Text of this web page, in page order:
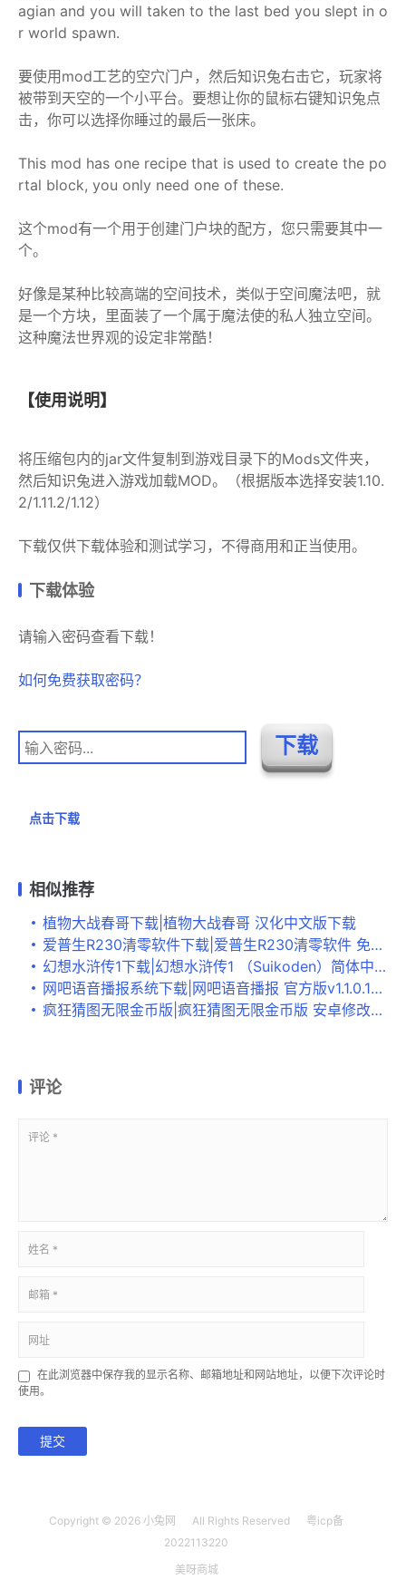
agian and you will taken to the last bed you slept in o
r world spawn.
要使用mod工艺的空穴门户，然后知识兔右击它，玩家将
被带到天空的一个小平台。要想让你的鼠标右键知识兔点
击，你可以选择你睡过的最后一张床。
This mod has one recipe that is used to create the po
rtal block, you only need one of these.
这个mod有一个用于创建门户块的配方，您只需要其中一
个。
好像是某种比较高端的空间技术，类似于空间魔法吧，就
是一个方块，里面装了一个属于魔法使的私人独立空间。
这种魔法世界观的设定非常酷！
【使用说明】
将压缩包内的jar文件复制到游戏目录下的Mods文件夹，
然后知识兔进入游戏加载MOD。（根据版本选择安装1.10.
2/1.11.2/1.12）
下载仅供下载体验和测试学习，不得商用和正当使用。
下载体验
请输入密码查看下载！
如何免费获取密码？
点击下载
相似推荐
植物大战春哥下载|植物大战春哥 汉化中文版下载
爱普生R230清零软件下载|爱普生R230清零软件 免费版下载
幻想水浒传1下载|幻想水浒传1 （Suikoden）简体中文硬盘版下载
网吧语音播报系统下载|网吧语音播报 官方版v1.1.0.1015下载
疯狂猜图无限金币版|疯狂猜图无限金币版 安卓修改版下载
评论
在此浏览器中保存我的显示名称、邮箱地址和网站地址，以便下次评论时
使用。
提交
Copyright © 2026 小兔网 All Rights Reserved
粤icp备
2022113220
美呀商城